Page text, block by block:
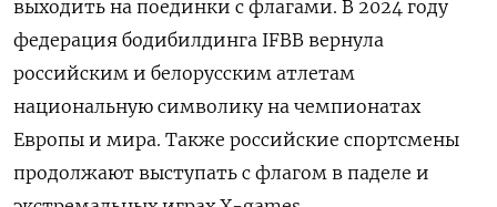
выходить на поединки с флагами. В 2024 году
федерация бодибилдинга IFBB вернула
российским и белорусским атлетам
национальную символику на чемпионатах
Европы и мира. Также российские спортсмены
продолжают выступать с флагом в паделе и